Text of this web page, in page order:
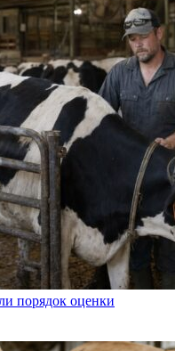
порядок оценки